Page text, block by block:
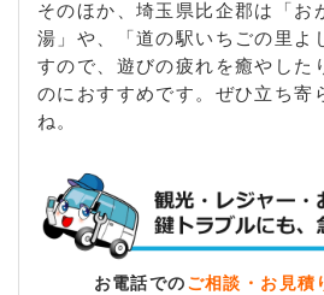
そのほか、埼玉県比企郡は「お
湯」や、「道の駅いちごの里よ
すので、遊びの疲れを癒やした
のにおすすめです。ぜひ立ち寄
ね。
お電話での ご相談・お見積